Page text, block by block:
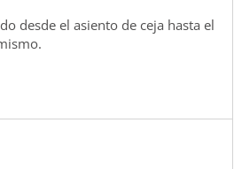
desde el asiento de ceja hasta el